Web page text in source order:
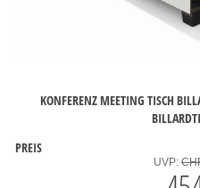
KONFERENZ MEETING TISCH
PREIS
UVP: